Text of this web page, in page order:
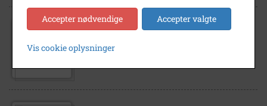
1996
Stendysse ved Ubberup Møllegård,
Accepter nødvendige Accepter valgte
Vis cookie oplysninger